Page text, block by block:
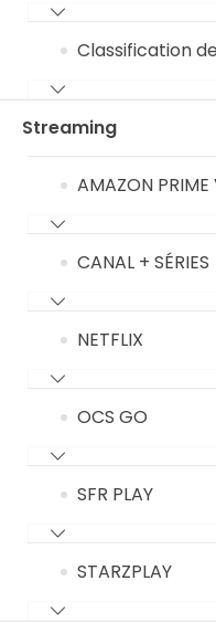
Classification
Streaming
AMAZON PRIME
CANAL + SÉRIES
NETFLIX
OCS GO
SFR PLAY
STARZPLAY